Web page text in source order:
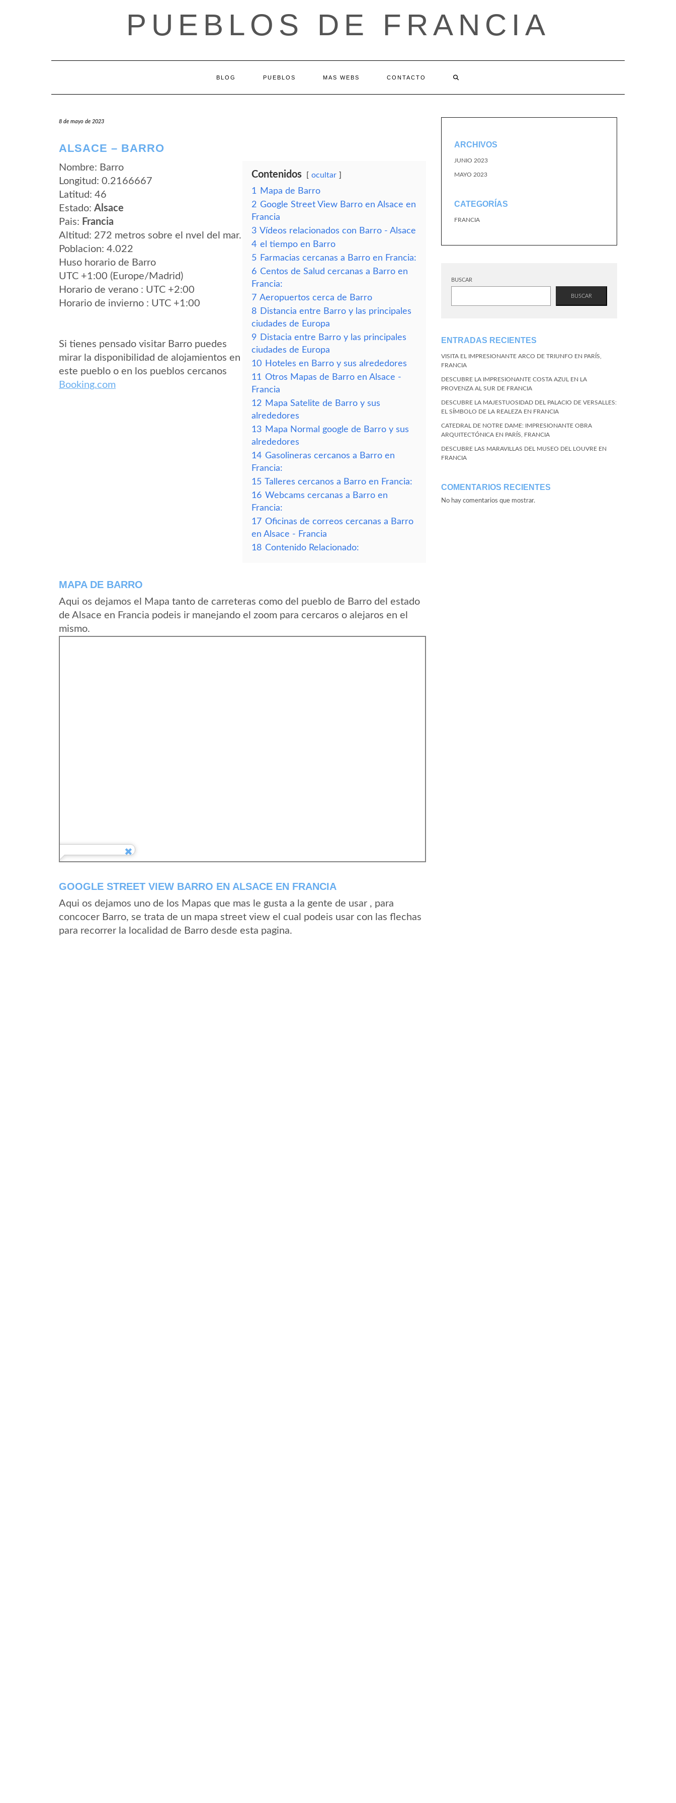
PUEBLOS DE FRANCIA
BLOG PUEBLOS MAS WEBS CONTACTO
8 de mayo de 2023
ALSACE – BARRO
Nombre: Barro
Longitud: 0.2166667
Latitud: 46
Estado: Alsace
Pais: Francia
Altitud: 272 metros sobre el nvel del mar.
Poblacion: 4.022
Huso horario de Barro
UTC +1:00 (Europe/Madrid)
Horario de verano : UTC +2:00
Horario de invierno : UTC +1:00
Si tienes pensado visitar Barro puedes
mirar la disponibilidad de alojamientos en
este pueblo o en los pueblos cercanos
Booking.com
Contenidos ocultar
1
Mapa de Barro
2 Google Street View Barro en Alsace en
Francia
3 Vídeos relacionados con Barro - Alsace
4 el tiempo en Barro
5 Farmacias cercanas a Barro en Francia:
6 Centos de Salud cercanas a Barro en
Francia:
7 Aeropuertos cerca de Barro
8 Distancia entre Barro y las principales
ciudades de Europa
9 Distacia entre Barro y las principales
ciudades de Europa
10 Hoteles en Barro y sus alrededores
11 Otros Mapas de Barro en Alsace -
Francia
12 Mapa Satelite de Barro y sus
alrededores
13 Mapa Normal google de Barro y sus
alrededores
14 Gasolineras cercanos a Barro en
Francia:
15 Talleres cercanos a Barro en Francia:
16 Webcams cercanas a Barro en
Francia:
17 Oficinas de correos cercanas a Barro
en Alsace - Francia
18 Contenido Relacionado:
MAPA DE BARRO
Aqui os dejamos el Mapa tanto de carreteras como del pueblo de Barro del estado
de Alsace en Francia podeis ir manejando el zoom para cercaros o alejaros en el
mismo.
GOOGLE STREET VIEW BARRO EN ALSACE EN FRANCIA
Aqui os dejamos uno de los Mapas que mas le gusta a la gente de usar , para
concocer Barro, se trata de un mapa street view el cual podeis usar con las flechas
para recorrer la localidad de Barro desde esta pagina.
ARCHIVOS
JUNIO 2023
MAYO 2023
CATEGORÍAS
FRANCIA
BUSCAR
BUSCAR
ENTRADAS RECIENTES
VISITA EL IMPRESIONANTE ARCO DE TRIUNFO EN PARÍS,
FRANCIA
DESCUBRE LA IMPRESIONANTE COSTA AZUL EN LA
PROVENZA AL SUR DE FRANCIA
DESCUBRE LA MAJESTUOSIDAD DEL PALACIO DE VERSALLES:
EL SÍMBOLO DE LA REALEZA EN FRANCIA
CATEDRAL DE NOTRE DAME: IMPRESIONANTE OBRA
ARQUITECTÓNICA EN PARÍS, FRANCIA
DESCUBRE LAS MARAVILLAS DEL MUSEO DEL LOUVRE EN
FRANCIA
COMENTARIOS RECIENTES
No hay comentarios que mostrar.